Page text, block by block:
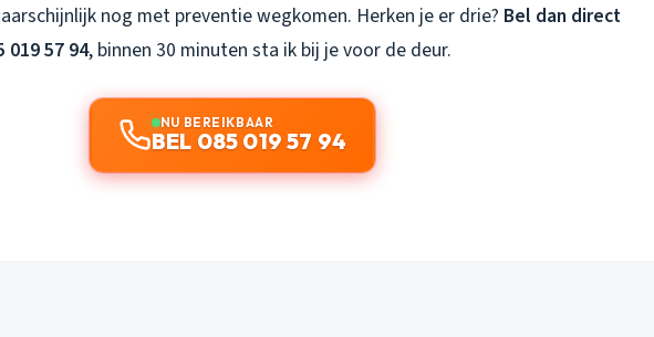
nog met preventie wegkomen. Herken je er drie? Bel dan direct
57 94, binnen 30 minuten sta ik bij je voor de deur.
NU BEREIKBAAR
BEL 085 019 57 94